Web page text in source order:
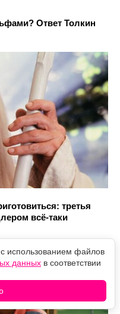
Ответ Толкин
третья
всё-таки
использованием файлов
данных в соответствии